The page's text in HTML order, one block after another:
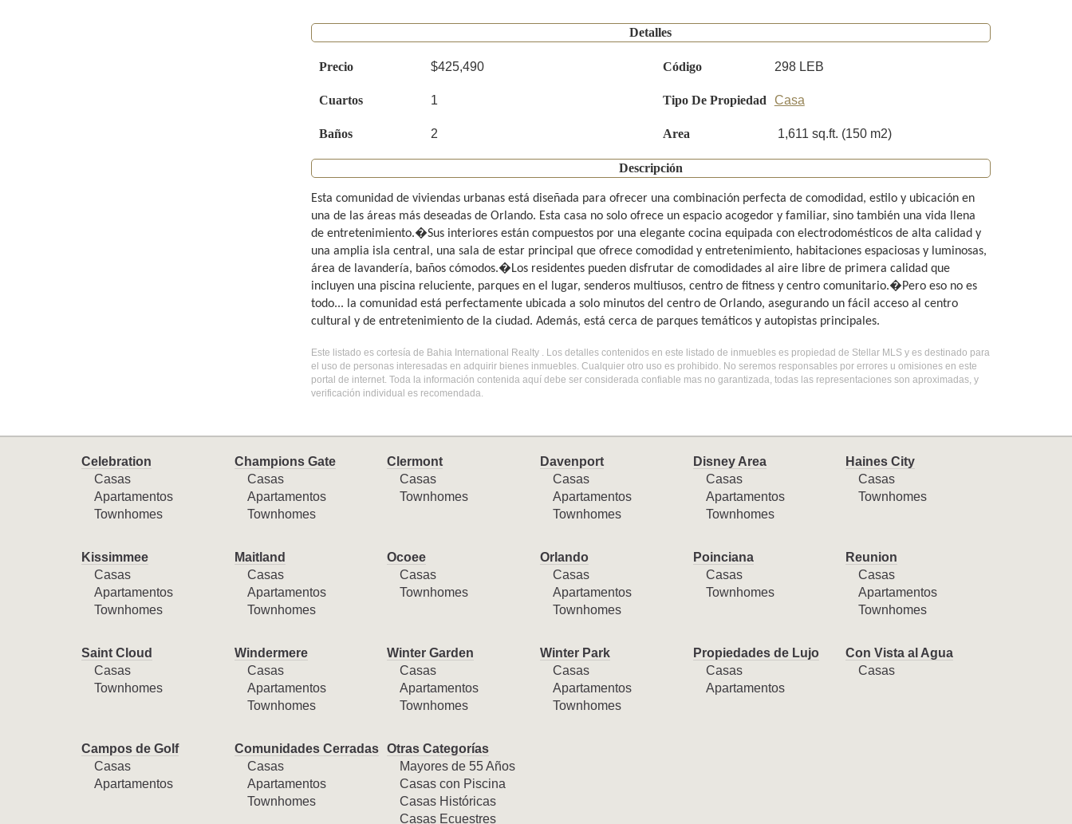
Detalles
Precio $425,490 Código 298 LEB
Cuartos 1 Tipo De Propiedad Casa
Baños 2 Area 1,611 sq.ft. (150 m2)
Descripción
Esta comunidad de viviendas urbanas está diseñada para ofrecer una combinación perfecta de comodidad, estilo y ubicación en
una de las áreas más deseadas de Orlando. Esta casa no solo ofrece un espacio acogedor y familiar, sino también una vida llena
de entretenimiento.�Sus interiores están compuestos por una elegante cocina equipada con electrodomésticos de alta calidad y
una amplia isla central, una sala de estar principal que ofrece comodidad y entretenimiento, habitaciones espaciosas y luminosas,
área de lavandería, baños cómodos.�Los residentes pueden disfrutar de comodidades al aire libre de primera calidad que
incluyen una piscina reluciente, parques en el lugar, senderos multiusos, centro de fitness y centro comunitario.�Pero eso no es
todo... la comunidad está perfectamente ubicada a solo minutos del centro de Orlando, asegurando un fácil acceso al centro
cultural y de entretenimiento de la ciudad. Además, está cerca de parques temáticos y autopistas principales.
Este listado es cortesía de Bahia International Realty . Los detalles contenidos en este listado de inmuebles es propiedad de Stellar MLS y es destinado para
el uso de personas interesadas en adquirir bienes inmuebles. Cualquier otro uso es prohibido. No seremos responsables por errores u omisiones en este
portal de internet. Toda la información contenida aquí debe ser considerada confiable mas no garantizada, todas las representaciones son aproximadas, y
verificación individual es recomendada.
Celebration
Casas
Apartamentos
Townhomes
Champions Gate
Casas
Apartamentos
Townhomes
Clermont
Casas
Townhomes
Davenport
Casas
Apartamentos
Townhomes
Disney Area
Casas
Apartamentos
Townhomes
Haines City
Casas
Townhomes
Kissimmee
Casas
Apartamentos
Townhomes
Maitland
Casas
Apartamentos
Townhomes
Ocoee
Casas
Townhomes
Orlando
Casas
Apartamentos
Townhomes
Poinciana
Casas
Townhomes
Reunion
Casas
Apartamentos
Townhomes
Saint Cloud
Casas
Townhomes
Windermere
Casas
Apartamentos
Townhomes
Winter Garden
Casas
Apartamentos
Townhomes
Winter Park
Casas
Apartamentos
Townhomes
Propiedades de Lujo
Casas
Apartamentos
Con Vista al Agua
Casas
Campos de Golf
Casas
Apartamentos
Comunidades Cerradas
Casas
Apartamentos
Townhomes
Otras Categorías
Mayores de 55 Años
Casas con Piscina
Casas Históricas
Casas Ecuestres